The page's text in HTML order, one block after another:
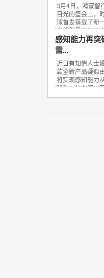
3月4日，鸿蒙智
目光的盛会上，
球首发搭载了新
产线数最高的顶
感知能力再突
雷...
近日有知情人士
款全新产品疑似
将实现感知能力
跃升，让车辆对